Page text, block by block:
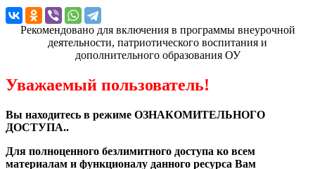
Рекомендовано для включения в программы внеурочной
деятельности, патриотического воспитания и
дополнительного образования ОУ
Уважаемый пользователь!
Вы находитесь в режиме ОЗНАКОМИТЕЛЬНОГО
ДОСТУПА..
Для полноценного безлимитного доступа ко всем
материалам и функционалу данного ресурса Вам